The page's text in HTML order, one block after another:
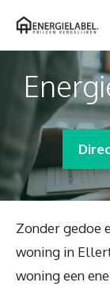
naar
Zonder gedoe
woning in
woning een